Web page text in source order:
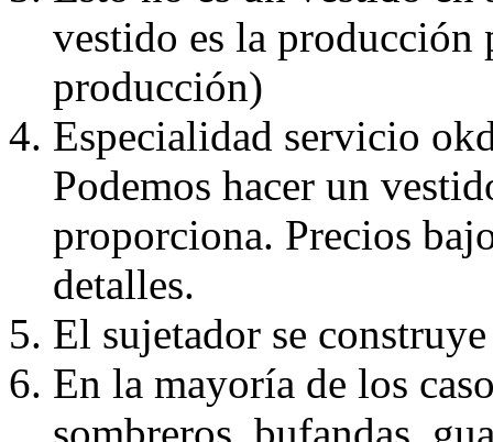
vestido es la producción
producción)
Especialidad servicio
Podemos hacer un
proporciona. Precios
detalles.
El sujetador se
En la mayoría de los